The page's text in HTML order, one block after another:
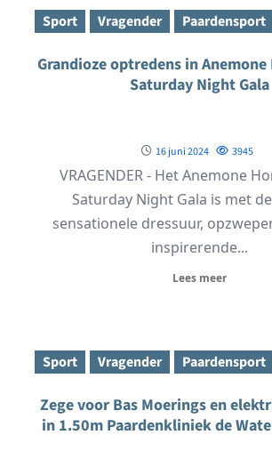
Sport Vragender Paardensport
Grandioze optredens in Anemone
Saturday Night Gala
16 juni 2024 3945
VRAGENDER - Het Anemone
Saturday Night Gala is met
sensationele dressuur,
inspirerende...
Lees meer
Sport Vragender Paardensport
Zege voor Bas Moerings en
in 1.50m Paardenkliniek de